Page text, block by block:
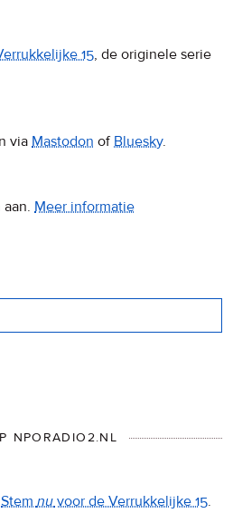
15, de originele serie
via Mastodon ofBluesky.
Meer informatie
NPORADIO2.NL
Stemnuvoor de Verrukkelijke 15.